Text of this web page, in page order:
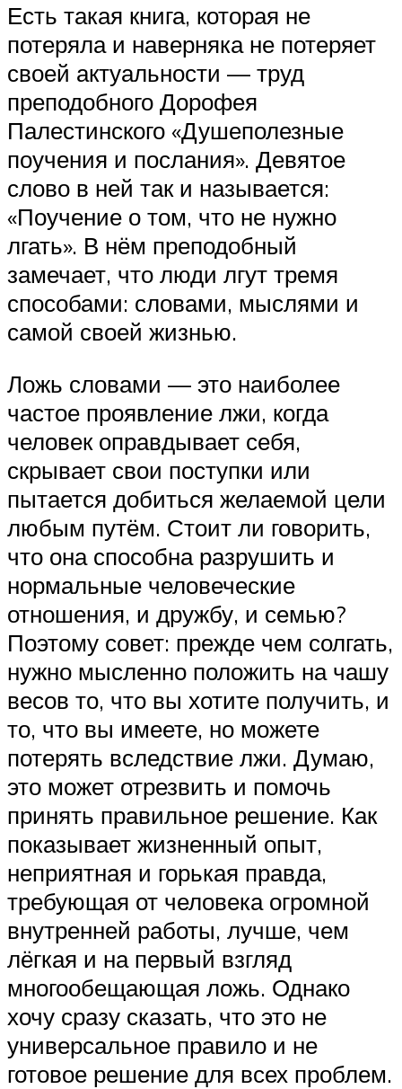
МЕНЮ
Есть такая книга, которая не
потеряла и наверняка не потеряет
своей актуальности — труд
преподобного Дорофея
Палестинского «Душеполезные
поучения и послания». Девятое
слово в ней так и называется:
«Поучение о том, что не нужно
лгать». В нём преподобный
замечает, что люди лгут тремя
способами: словами, мыслями и
самой своей жизнью.
Ложь словами — это наиболее
частое проявление лжи, когда
человек оправдывает себя,
скрывает свои поступки или
пытается добиться желаемой цели
любым путём. Стоит ли говорить,
что она способна разрушить и
нормальные человеческие
отношения, и дружбу, и семью?
Поэтому совет: прежде чем солгать,
нужно мысленно положить на чашу
весов то, что вы хотите получить, и
то, что вы имеете, но можете
потерять вследствие лжи. Думаю,
это может отрезвить и помочь
принять правильное решение. Как
показывает жизненный опыт,
неприятная и горькая правда,
требующая от человека огромной
внутренней работы, лучше, чем
лёгкая и на первый взгляд
многообещающая ложь. Однако
хочу сразу сказать, что это не
универсальное правило и не
готовое решение для всех проблем.